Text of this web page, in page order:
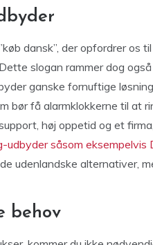
dansk”, der opfordrer os
slogan rammer dog
ganske fornuftige
bør få alarmklokkerne til at
høj oppetid og et
udbyder såsom eksempelvis
udenlandske alternativer,
behov